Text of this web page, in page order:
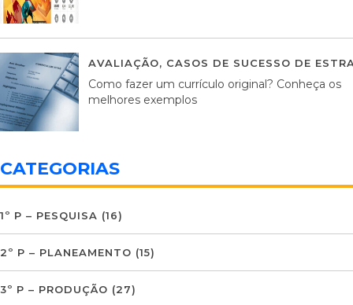
AVALIAÇÃO, CASOS DE SUCESSO DE
Como fazer um currículo original? Conheça os
melhores exemplos
CATEGORIAS
1º P – PESQUISA (16)
2º P – PLANEAMENTO (15)
3º P – PRODUÇÃO (27)